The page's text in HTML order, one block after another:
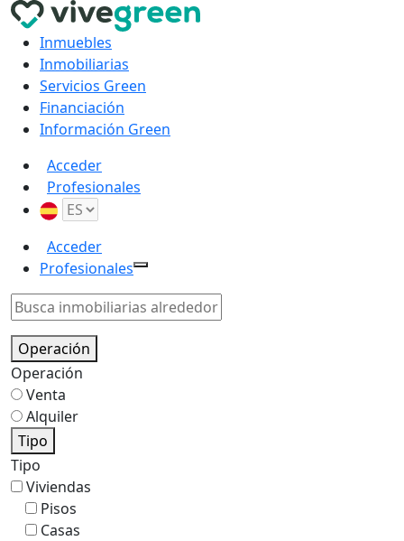
Inmuebles
Inmobiliarias
Servicios Green
Financiación
Información Green
Acceder
Profesionales
Acceder
Profesionales
Operación
Operación
Venta
Alquiler
Tipo
Tipo
Viviendas
Pisos
Casas